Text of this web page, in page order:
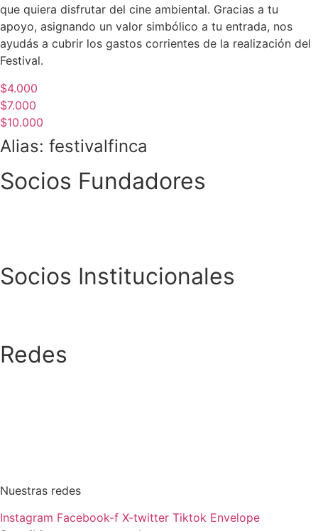
que quiera disfrutar del cine ambiental. Gracias a tu
apoyo, asignando un valor simbólico a tu entrada, nos
ayudás a cubrir los gastos corrientes de la realización del
Festival.
$4.000
$7.000
$10.000
Alias: festivalfinca
Socios Fundadores
Socios Institucionales
Redes
Nuestras redes
Instagram Facebook-f X-twitter Tiktok Envelope